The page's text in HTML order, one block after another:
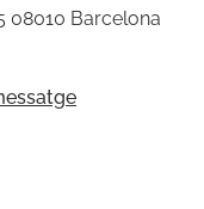
08010 Barcelona